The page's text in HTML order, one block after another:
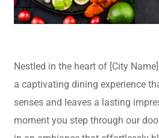
Nestled in the heart of [City
a captivating dining experience
senses and leaves a lasting
moment you step through our